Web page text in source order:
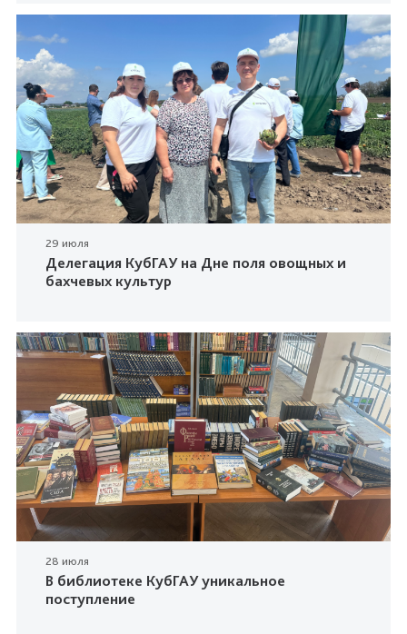
29 июля
Делегация КубГАУ на Дне поля овощных и
бахчевых культур
28 июля
В библиотеке КубГАУ уникальное
поступление